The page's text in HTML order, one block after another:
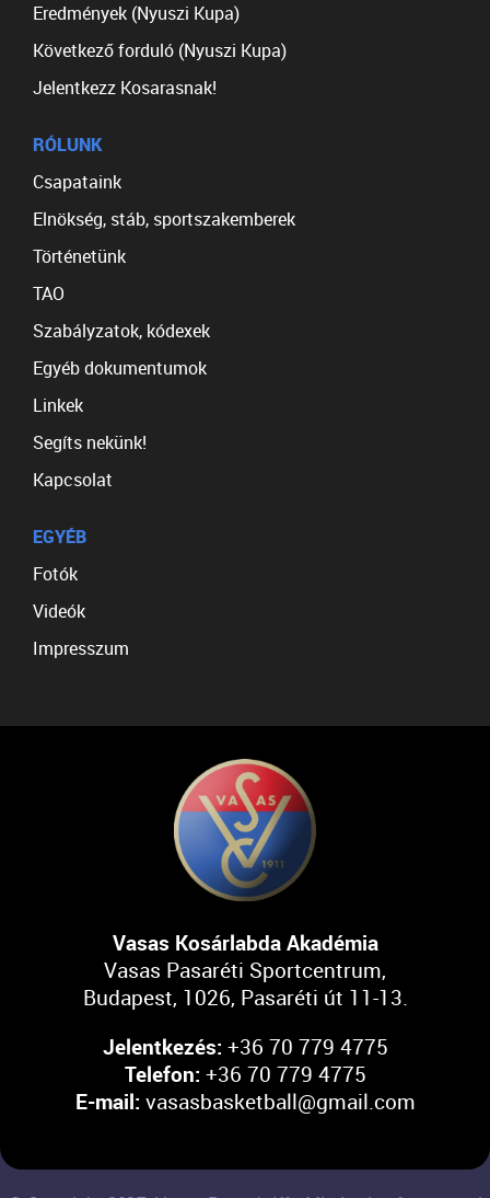
Eredmények (Nyuszi Kupa)
Következő forduló (Nyuszi Kupa)
Jelentkezz Kosarasnak!
RÓLUNK
Csapataink
Elnökség, stáb, sportszakemberek
Történetünk
TAO
Szabályzatok, kódexek
Egyéb dokumentumok
Linkek
Segíts nekünk!
Kapcsolat
EGYÉB
Fotók
Videók
Impresszum
Vasas Kosárlabda Akadémia
Vasas Pasaréti Sportcentrum,
Budapest, 1026, Pasaréti út 11-13.
Jelentkezés: +36 70 779 4775
Telefon: +36 70 779 4775
E-mail: vasasbasketball@gmail.com